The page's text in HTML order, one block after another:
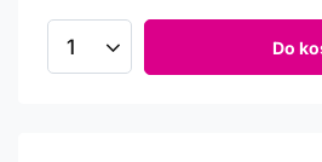
Ilość produktów Do